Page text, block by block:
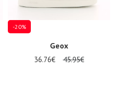
-20%
Geox
36.76€ 45.95€